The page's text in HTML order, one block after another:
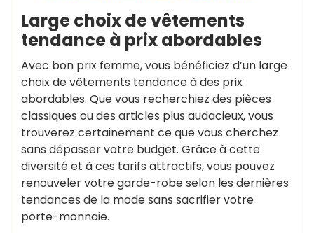
Large choix de vêtements
tendance à prix abordables
Avec bon prix femme, vous bénéficiez d’un large
choix de vêtements tendance à des prix
abordables. Que vous recherchiez des pièces
classiques ou des articles plus audacieux, vous
trouverez certainement ce que vous cherchez
sans dépasser votre budget. Grâce à cette
diversité et à ces tarifs attractifs, vous pouvez
renouveler votre garde-robe selon les dernières
tendances de la mode sans sacrifier votre
porte-monnaie.